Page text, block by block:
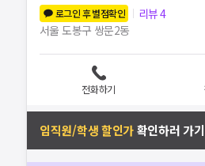
로그인 후 별점확인
리뷰4
서울 도봉구 쌍문2동
전화하기
임직원/학생 할인가확인하러 가